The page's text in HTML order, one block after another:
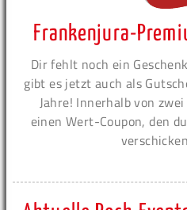
Frankenjura-
Dir fehlt noch ein
gibt es jetzt auch als
Jahre! Innerhalb von
einen Wert-Coupon, den